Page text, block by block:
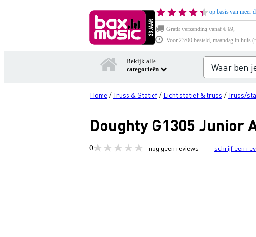
op basis van meer
Gratis verzending vanaf € 99,-
Voor 23:00 besteld, maandag in huis
Bekijk alle
categorieën
Home /Truss & Statief / Licht statief & truss /Truss/
Doughty G1305 Junior
0 nog geen reviews schrijf een